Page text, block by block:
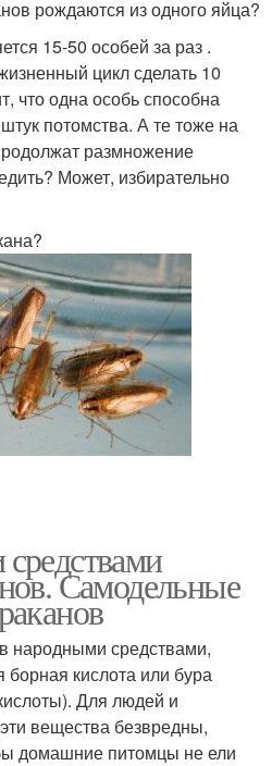
рождаются из одного яйца?
15-50 особей за раз .
цикл сделать 10
что одна особь способна
потомства. А те тоже на
размножение
Может, избирательно
Самодельные
народными средствами,
борная кислота или бура
Для людей и
вещества безвредны,
домашние питомцы не ели